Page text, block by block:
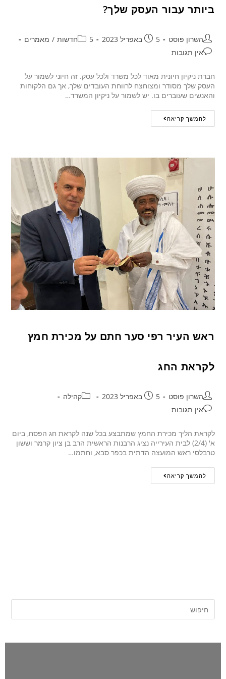
ביותר עבור העסק שלך?
השרון פוסט 5 באפריל 2023 5חדשות / מאמרים
אין תגובות
חברת ניקיון חיונית מאוד לכל משרד ולכל עסק. זה חיוני לשמור על
העסק שלך מסודר ומצוחצח לרווחת העובדים שלך, אך גם הלקוחות
והאנשים שעוברים בו. יש לשמור על ניקיון המשרד…
להמשך קריאה
ראש העיר רפי סער חתם על מכירת חמץ
לקראת החג
השרון פוסט 5 באפריל 2023
קהילה
אין תגובות
לקראת הליך מכירת החמץ שמתבצע בכל שנה לקראת חג הפסח, ביום
א' (2/4) לבית העירייה נציג הרבנות הראשית הרב בן ציון קרמר וששון
טרבלסי ראש המועצה הדתית בכפר סבא, וחתמו…
להמשך קריאה